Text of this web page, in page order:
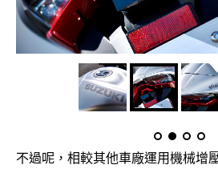
不過呢，相較其他車廠運用機械增